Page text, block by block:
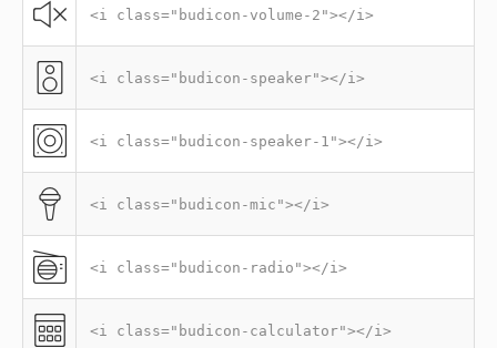
<i class="budicon-volume-2"></i>
<i class="budicon-speaker"></i>
<i class="budicon-speaker-1"></i>
<i class="budicon-mic"></i>
<i class="budicon-radio"></i>
<i class="budicon-calculator"></i>